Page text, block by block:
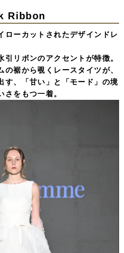
Ribbon
ローカットされたデザインドレ
リボンのアクセントが特徴。
の裾から覗くレースタイツが、
す、「甘い」と「モード」の境
さをもつ一着。